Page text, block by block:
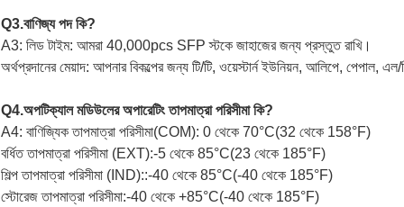
Q3.বাণিজ্য পদ কি?
A3: লিড টাইম: আমরা 40,000pcs SFP স্টকে জাহাজের জন্য প্রস্তুত রাখি।
অর্থপ্রদানের মেয়াদ: আপনার বিকল্পের জন্য টি/টি, ওয়েস্টার্ন ইউনিয়ন, আলিপে, পেপাল,
Q4.অপটিক্যাল মডিউলের অপারেটিং তাপমাত্রা পরিসীমা কি?
A4: বাণিজ্যিক তাপমাত্রা পরিসীমা(COM): 0 থেকে 70°C(32 থেকে 158°F)
বর্ধিত তাপমাত্রা পরিসীমা (EXT):-5 থেকে 85°C(23 থেকে 185°F)
শিল্প তাপমাত্রা পরিসীমা (IND)::-40 থেকে 85°C(-40 থেকে 185°F)
স্টোরেজ তাপমাত্রা পরিসীমা:-40 থেকে +85°C(-40 থেকে 185°F)